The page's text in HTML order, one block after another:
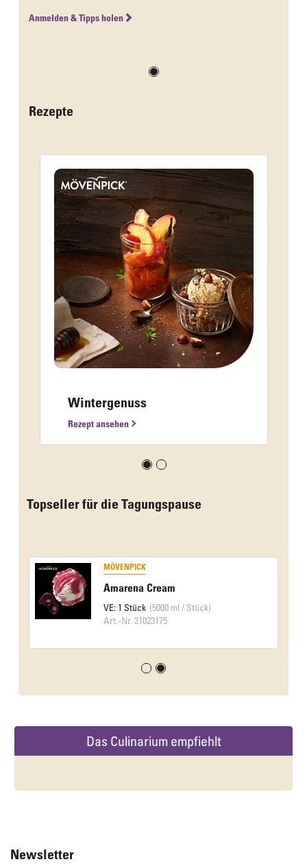
Anmelden & Tipps holen
Rezepte
Wintergenuss
Rezept ansehen
Topseller für die Tagungspause
MÖVENPICK
Amarena Cream
VE: 1 Stück (5000 ml / Stück)
Art.-Nr. 31023175
Das Culinarium empfiehlt
Newsletter